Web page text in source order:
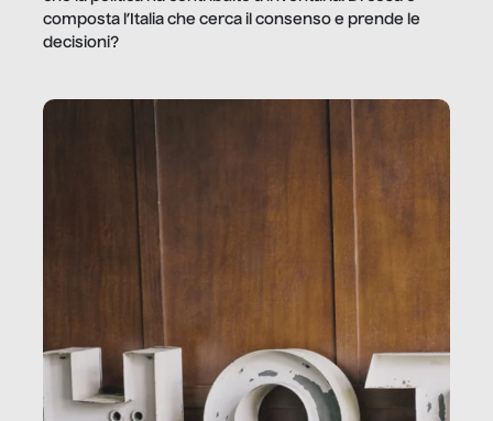
composta l’Italia che cerca il consenso e prende le
decisioni?